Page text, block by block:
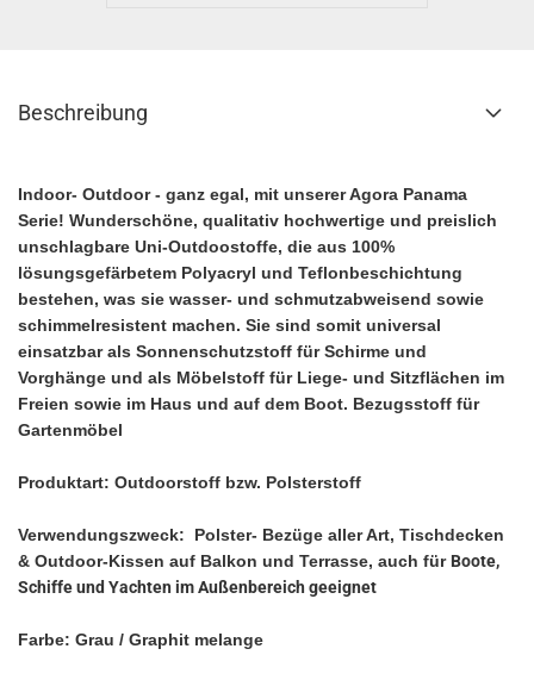
Beschreibung
Indoor- Outdoor - ganz egal, mit unserer Agora Panama
Serie! Wunderschöne, qualitativ hochwertige und preislich
unschlagbare Uni-Outdoostoffe, die aus 100%
lösungsgefärbetem Polyacryl und Teflonbeschichtung
bestehen, was sie wasser- und schmutzabweisend sowie
schimmelresistent machen. Sie sind somit universal
einsatzbar als Sonnenschutzstoff für Schirme und
Vorghänge und als Möbelstoff für Liege- und Sitzflächen im
Freien sowie im Haus und auf dem Boot. Bezugsstoff für
Gartenmöbel
Produktart: Outdoorstoff bzw. Polsterstoff
Verwendungszweck: Polster- Bezüge aller Art, Tischdecken
& Outdoor-Kissen auf Balkon und Terrasse, auch für Boote,
Schiffe und Yachten im Außenbereich geeignet
Farbe: Grau / Graphit melange